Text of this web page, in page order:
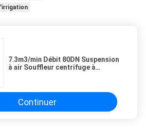
7.3m3/min Débit 80DN Suspension
à air Souffleur centrifuge à
Continuer